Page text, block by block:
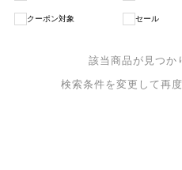
クーポン対象 セール
該当商品が見つか
検索条件を変更して再